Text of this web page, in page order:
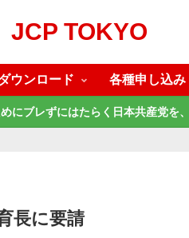
JCP TOKYO
ウンロード 各種申し込み
にブレずにはたらく日本共産党を
長に要請